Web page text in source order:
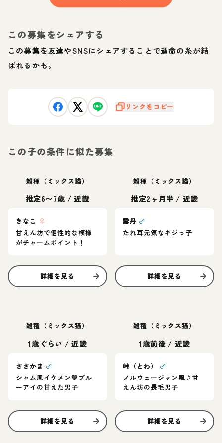
この募集をシェアする
この募集を友達やSNSにシェアすることで運命の糸が結
ばれるかも。
リンクをコピー
この子の条件に似た募集
雑種（ミックス猫）
推定6〜7歳 /近畿
きなこ ♀
甘えん坊で個性的な模様
がチャームポイント！
詳細を見る
雑種（ミックス猫）
推定2ヶ月半 / 近畿
雲丹 ♂
たれ耳元気なキジっ子
詳細を見る
雑種（ミックス猫）
1歳ぐらい /近畿
ささかま ♂
シャム風イケメン💙ブル
ーアイの甘えた男子
詳細を見る
雑種（ミックス猫）
1歳前後 / 近畿
峠（とわ）
♂
ノルウェージャン風♪甘
えん坊の長毛男子
詳細を見る